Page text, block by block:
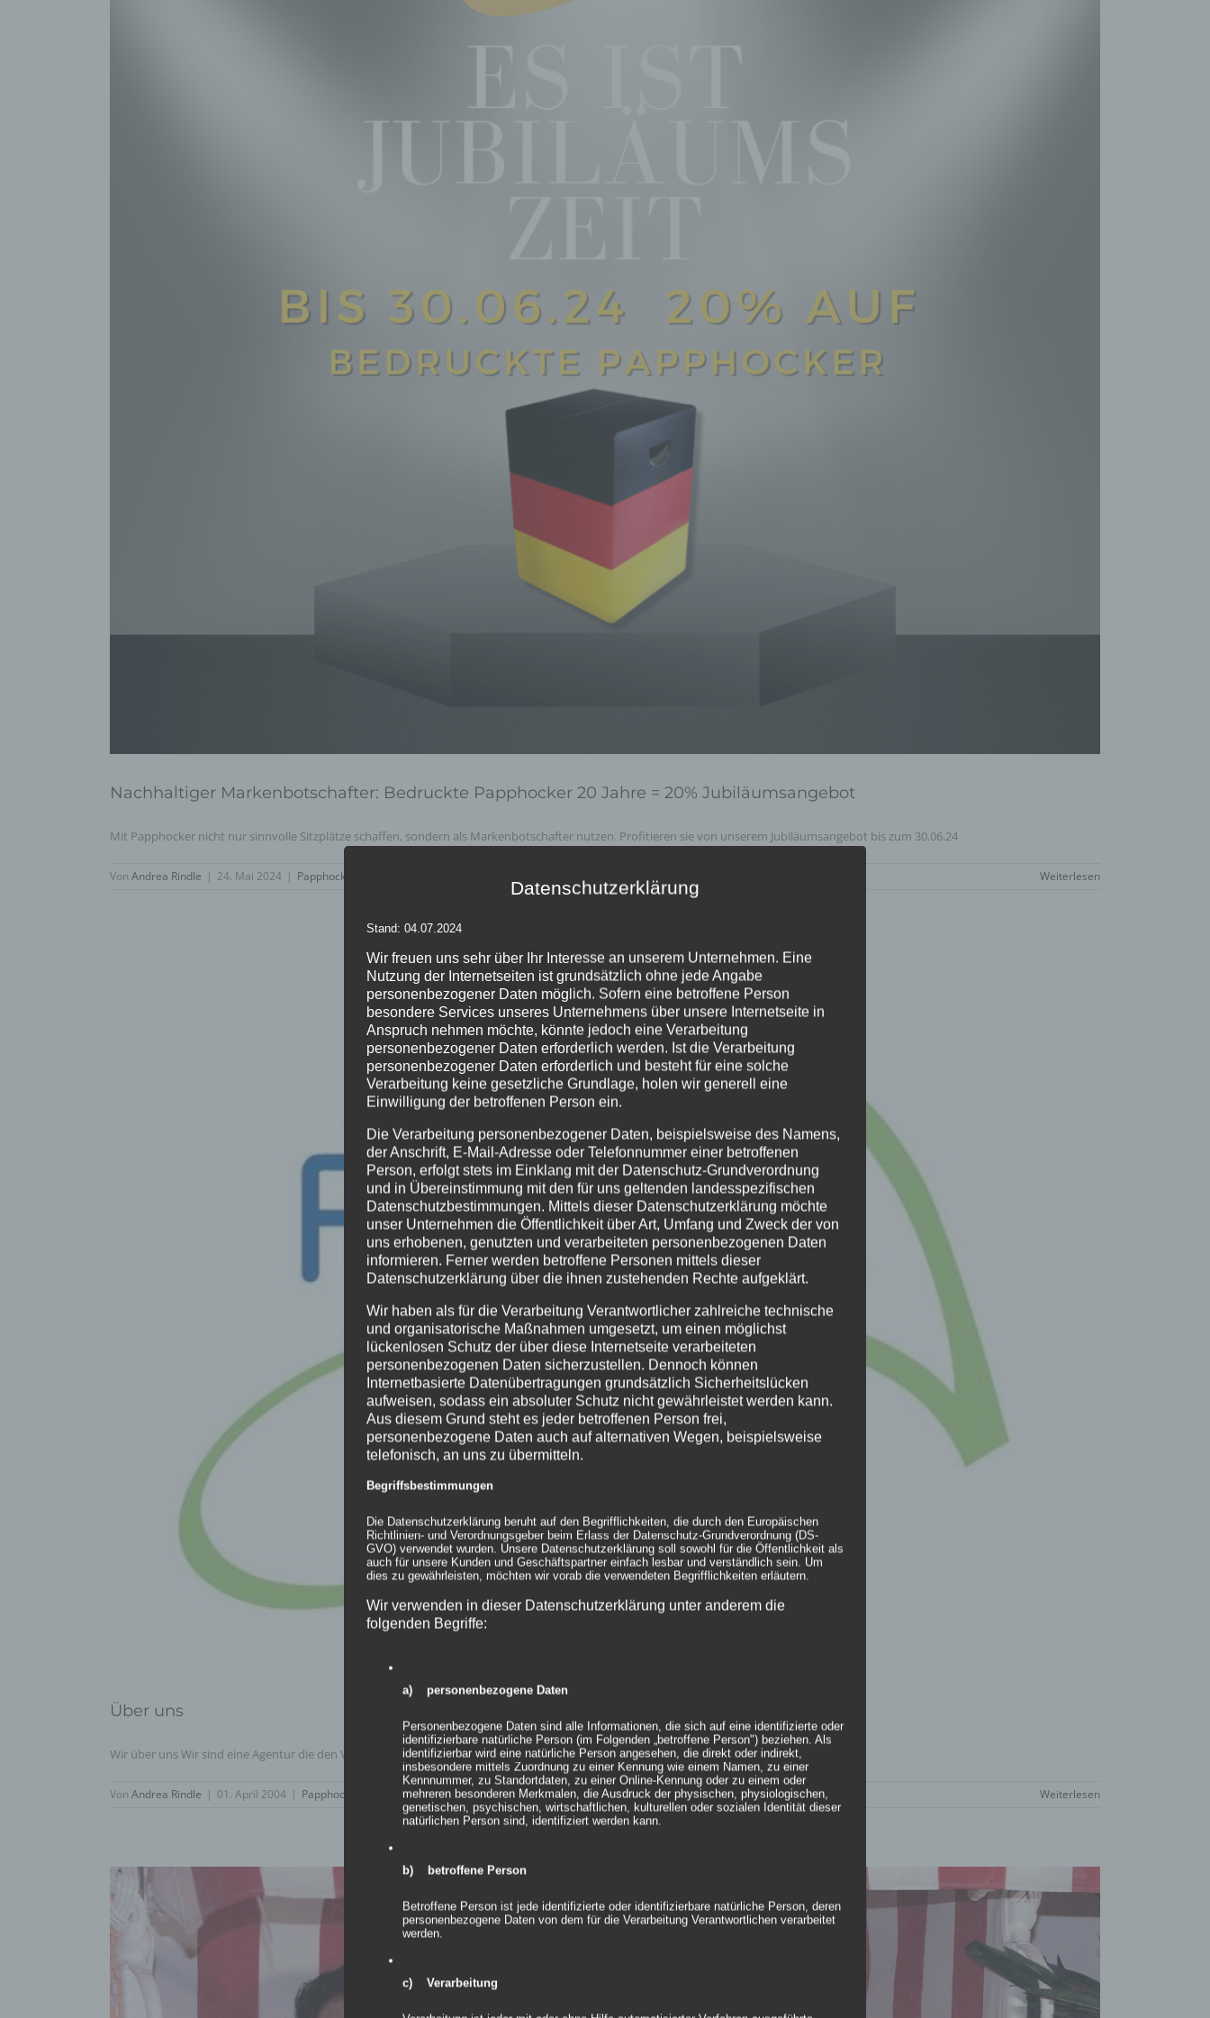
Nachhaltiger Markenbotschafter: Bedruckte Papphocker 20 Jahre = 20% Jubiläumsangebot
Mit Papphocker nicht nur sinnvolle Sitzplätze schaffen, sondern als Markenbotschafter nutzen. Profitieren sie von unserem Jubiläumsangebot bis zum 30.06.24
Von Andrea Rindle | 24. Mai 2024 | Papphocker Weiterlesen
Über uns
Wir über uns Wir sind eine Agentur die den Veranstaltungsmarkt [...]
Von Andrea Rindle | 01. April 2004 | Papphocker Allgemein | 0 Kommentare Weiterlesen
Datenschutzerklärung
Stand: 04.07.2024
Wir freuen uns sehr über Ihr Interesse an unserem Unternehmen. Eine
Nutzung der Internetseiten ist grundsätzlich ohne jede Angabe
personenbezogener Daten möglich. Sofern eine betroffene Person
besondere Services unseres Unternehmens über unsere Internetseite in
Anspruch nehmen möchte, könnte jedoch eine Verarbeitung
personenbezogener Daten erforderlich werden. Ist die Verarbeitung
personenbezogener Daten erforderlich und besteht für eine solche
Verarbeitung keine gesetzliche Grundlage, holen wir generell eine
Einwilligung der betroffenen Person ein.
Die Verarbeitung personenbezogener Daten, beispielsweise des Namens,
der Anschrift, E-Mail-Adresse oder Telefonnummer einer betroffenen
Person, erfolgt stets im Einklang mit der Datenschutz-Grundverordnung
und in Übereinstimmung mit den für uns geltenden landesspezifischen
Datenschutzbestimmungen. Mittels dieser Datenschutzerklärung möchte
unser Unternehmen die Öffentlichkeit über Art, Umfang und Zweck der von
uns erhobenen, genutzten und verarbeiteten personenbezogenen Daten
informieren. Ferner werden betroffene Personen mittels dieser
Datenschutzerklärung über die ihnen zustehenden Rechte aufgeklärt.
Wir haben als für die Verarbeitung Verantwortlicher zahlreiche technische
und organisatorische Maßnahmen umgesetzt, um einen möglichst
lückenlosen Schutz der über diese Internetseite verarbeiteten
personenbezogenen Daten sicherzustellen. Dennoch können
Internetbasierte Datenübertragungen grundsätzlich Sicherheitslücken
aufweisen, sodass ein absoluter Schutz nicht gewährleistet werden kann.
Aus diesem Grund steht es jeder betroffenen Person frei,
personenbezogene Daten auch auf alternativen Wegen, beispielsweise
telefonisch, an uns zu übermitteln.
Begriffsbestimmungen
Die Datenschutzerklärung beruht auf den Begrifflichkeiten, die durch den Europäischen
Richtlinien- und Verordnungsgeber beim Erlass der Datenschutz-Grundverordnung (DS-
GVO) verwendet wurden. Unsere Datenschutzerklärung soll sowohl für die Öffentlichkeit als
auch für unsere Kunden und Geschäftspartner einfach lesbar und verständlich sein. Um
dies zu gewährleisten, möchten wir vorab die verwendeten Begrifflichkeiten erläutern.
Wir verwenden in dieser Datenschutzerklärung unter anderem die
folgenden Begriffe:
a) personenbezogene Daten
Personenbezogene Daten sind alle Informationen, die sich auf eine identifizierte oder
identifizierbare natürliche Person (im Folgenden „betroffene Person") beziehen. Als
identifizierbar wird eine natürliche Person angesehen, die direkt oder indirekt,
insbesondere mittels Zuordnung zu einer Kennung wie einem Namen, zu einer
Kennnummer, zu Standortdaten, zu einer Online-Kennung oder zu einem oder
mehreren besonderen Merkmalen, die Ausdruck der physischen, physiologischen,
genetischen, psychischen, wirtschaftlichen, kulturellen oder sozialen Identität dieser
natürlichen Person sind, identifiziert werden kann.
b) betroffene Person
Betroffene Person ist jede identifizierte oder identifizierbare natürliche Person, deren
personenbezogene Daten von dem für die Verarbeitung Verantwortlichen verarbeitet
werden.
c) Verarbeitung